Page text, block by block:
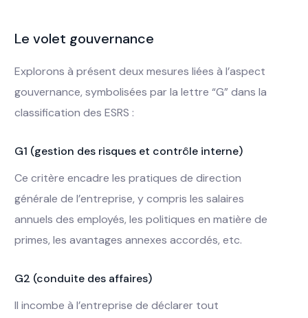
Le volet gouvernance
Explorons à présent deux mesures liées à l’aspect
gouvernance, symbolisées par la lettre “G” dans la
classification des ESRS :
G1 (gestion des risques et contrôle interne)
Ce critère encadre les pratiques de direction
générale de l’entreprise, y compris les salaires
annuels des employés, les politiques en matière de
primes, les avantages annexes accordés, etc.
G2 (conduite des affaires)
Il incombe à l’entreprise de déclarer tout